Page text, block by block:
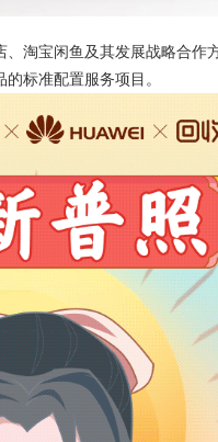
淘宝闲鱼及其发展战略合
标准配置服务项目。